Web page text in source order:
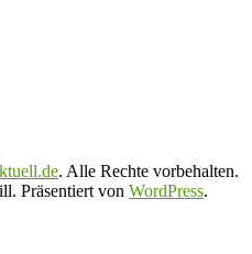
. Alle Rechte vorbehalten.
Präsentiert von WordPress.